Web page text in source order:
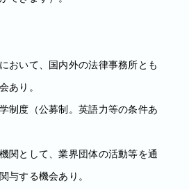
おいて、国内外の法律事務所とも
あり。
制度（公募制。英語力等の条件あ
関として、業界団体の活動等を通
与する機会あり。